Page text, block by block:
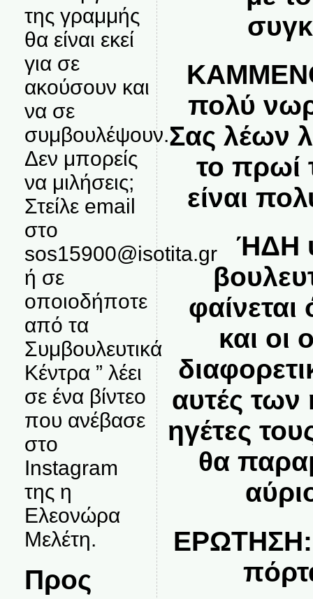
της γραμμής
θα είναι εκεί
για σε
ακούσουν και
να σε
συμβουλέψουν.
Δεν μπορείς
να μιλήσεις;
Στείλε email
στο
sos15900@isotita.gr
ή σε
οποιοδήποτε
από τα
Συμβουλευτικά
Κέντρα ” λέει
σε ένα βίντεο
που ανέβασε
στο
Instagram
της η
Ελεονώρα
Μελέτη.
Προς
πολύ
Σας λέων
το πρωί
είναι
ΉΔΗ
φαίνεται
και οι
αυτές των
ηγέτες
θα